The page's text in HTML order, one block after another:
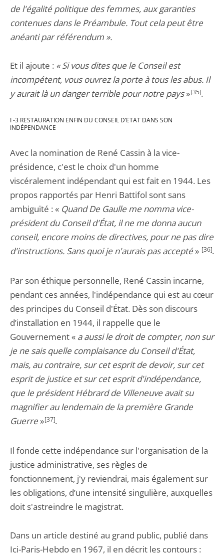
de l'égalité politique des femmes, aux garanties
contenues dans le Préambule. Tout cela peut être
anéanti par référendum ».
Et il ajoute : « Si vous dites que le Conseil est
incompétent, vous ouvrez la porte à tous les abus. Il
y aurait là un danger terrible pour notre pays»[35].
I -3 RESTAURATION ENFIN DU CONSEIL D’ETAT DANS SON
INDÉPENDANCE
Avec la nomination de René Cassin à la vice-
présidence, c'est le choix d'un homme
viscéralement indépendant qui est fait en 1944. Les
propos rapportés par Henri Battifol sont sans
ambiguïté : « Quand De Gaulle me nomma vice-
président du Conseil d'État, il ne me donna aucun
conseil, encore moins de directives, pour ne pas dire
d'instructions. Sans quoi je n'aurais pas accepté» [36].
Par son éthique personnelle, René Cassin incarne,
pendant ces années, l'indépendance qui est au cœur
des principes du Conseil d'État. Dès son discours
d’installation en 1944, il rappelle que le
Gouvernement « a aussi le droit de compter, non sur
je ne sais quelle complaisance du Conseil d'État,
mais, au contraire, sur cet esprit de devoir, sur cet
esprit de justice et sur cet esprit d'indépendance,
que le président Hébrard de Villeneuve avait su
magnifier au lendemain de la première Grande
Guerre »[37].
Il fonde cette indépendance sur l'organisation de la
justice administrative, ses règles de
fonctionnement, j'y reviendrai, mais également sur
les obligations, d’une intensité singulière, auxquelles
doit s'astreindre le magistrat.
Dans un article destiné au grand public, publié dans
Ici-Paris-Hebdo en 1967, il en décrit les contours :